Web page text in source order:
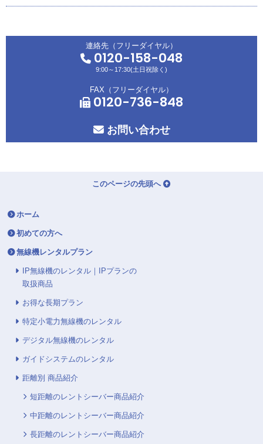
連絡先（フリーダイヤル）
0120-158-048
9:00～17:30(土日祝除く)
FAX（フリーダイヤル）
0120-736-848
お問い合わせ
このページの先頭へ
ホーム
初めての方へ
無線機レンタルプラン
IP無線機のレンタル｜IPプランの
取扱商品
お得な長期プラン
特定小電力無線機のレンタル
デジタル無線機のレンタル
ガイドシステムのレンタル
距離別 商品紹介
短距離のレントシーバー商品紹介
中距離のレントシーバー商品紹介
長距離のレントシーバー商品紹介